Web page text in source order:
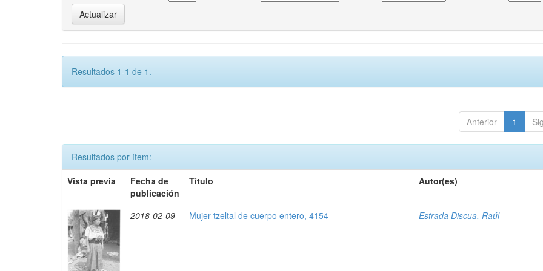
Resultados 1-1 de 1.
Anterior 1
Resultados por ítem:
Vista previa
Fecha de
publicación
Título Autor(es)
2018-02-09 Mujer tzeltal de cuerpo entero, 4154 Estrada Discua, Raúl